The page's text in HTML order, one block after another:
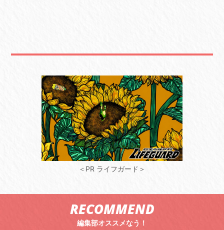
＜PR ライフガード＞
RECOMMEND
編集部オススメなう！